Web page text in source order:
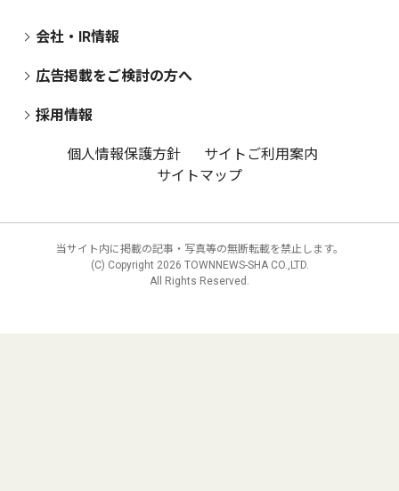
会社・IR情報
広告掲載をご検討の方へ
採用情報
個人情報保護方針
サイトご利用案内
サイトマップ
当サイト内に掲載の記事・写真等の無断転載を禁止します。
(C) Copyright 2026 TOWNNEWS-SHA CO.,LTD.
All Rights Reserved.